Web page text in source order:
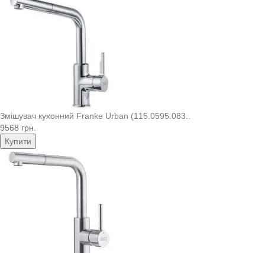
Змішувач кухонний Franke Urban (115.0595.083..
9568 грн.
Купити